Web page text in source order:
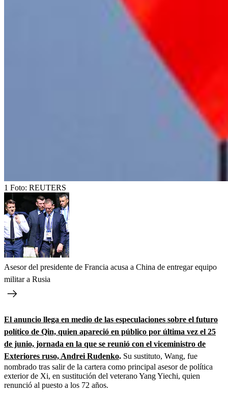
1 Foto: REUTERS
Asesor del presidente de Francia acusa a China de entregar equipo
militar a Rusia
El anuncio llega en medio de las especulaciones sobre el futuro
político de Qin, quien apareció en público por última vez el 25
de junio, jornada en la que se reunió con el viceministro de
Exteriores ruso, Andrei Rudenko. Su sustituto, Wang, fue
nombrado tras salir de la cartera como principal asesor de política
exterior de Xi, en sustitución del veterano Yang Yiechi, quien
renunció al puesto a los 72 años.